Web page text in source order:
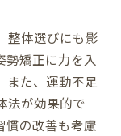
係
方
する
効果
点
整体選びにも影
勢矯正に力を入
また、運動不足
法が効果的で
慣の改善も考慮